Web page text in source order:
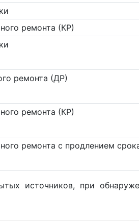
ремонта (КР)
ремонта (ДР)
ремонта (КР)
ремонта с продлением
источников, при